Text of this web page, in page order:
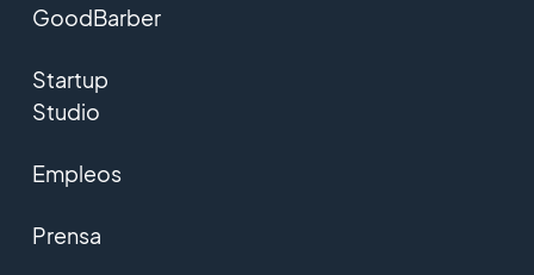
GoodBarber
Startup
Studio
Empleos
Prensa